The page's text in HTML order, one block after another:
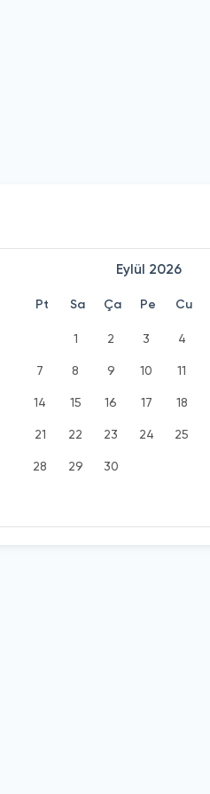
Eylül 2026
Pt Sa Ça Pe Cu
1 2 3 4
7 8 9 10 11
14 15 16 17 18
21 22 23 24 25
28 29 30